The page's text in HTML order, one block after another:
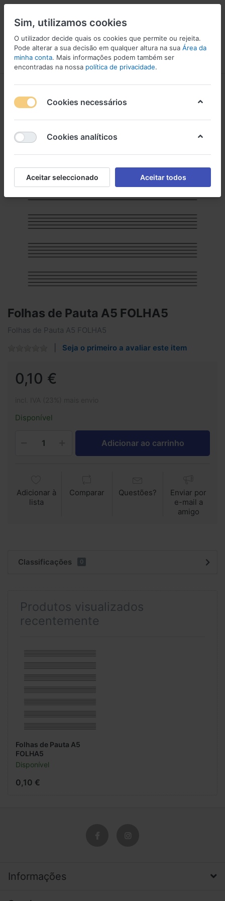
Menu Iniciar sessão Comparar Lista de Desejos
Folhas de Pauta A5 FOLHA5
Folhas de Pauta A5 FOLHA5
Seja o primeiro a avaliar este item
0,10 €
Disponível
Adicionar ao carrinho
Adicionar à
lista
Comparar Questões?
Enviar por
e-mail a
amigo
Classificações 0
Produtos visualizados
recentemente
Folhas de Pauta A5
FOLHA5
Disponível
0,10 €
Informações
Sim, utilizamos cookies
O utilizador decide quais os cookies que permite ou rejeita.
Pode alterar a sua decisão em qualquer altura na sua Área da
minha conta. Mais informações podem também ser
encontradas na nossa política de privacidade.
Cookies necessários
Cookies analíticos
Aceitar seleccionado Aceitar todos